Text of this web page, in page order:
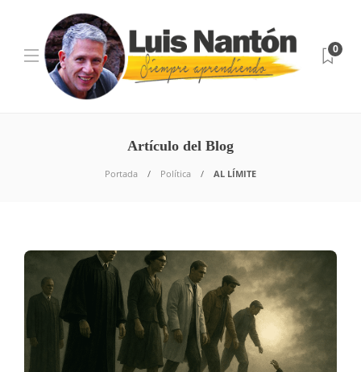
0
Artículo del Blog
Portada Política AL LÍMITE